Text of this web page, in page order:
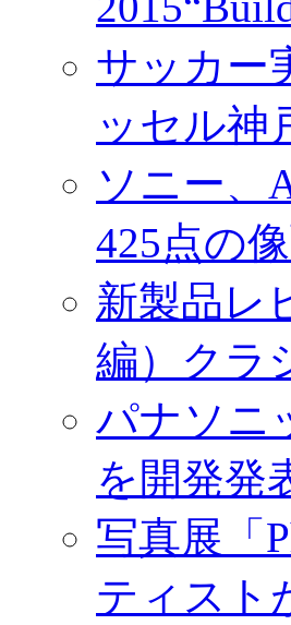
サッカー
ッセル神
ソニー、
425点の
新製品レ
編）クラ
パナソニ
を開発発
写真展「
ティスト